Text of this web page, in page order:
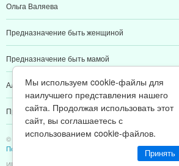
Ольга Валяева
Предназначение быть женщиной
Предназначение быть мамой
Алексей Валяев
Предназначение быть папой
© 2011-2026 Предназначение быть Женщиной
Политика конфиденциальности
Мы используем cookie-файлы для
наилучшего представления нашего
сайта. Продолжая использовать этот
сайт, вы соглашаетесь с
использованием cookie-файлов.
Принять